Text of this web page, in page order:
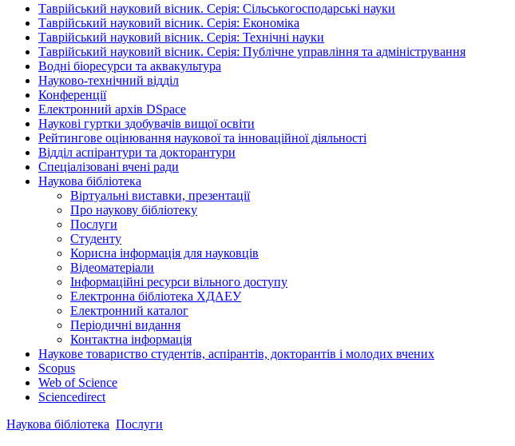
Таврійський науковий вісник. Серія: Сільськогосподарські науки
Таврійський науковий вісник. Серія: Економіка
Таврійський науковий вісник. Серія: Технічні науки
Таврійський науковий вісник. Серія: Публічне управління та адміністрування
Водні біоресурси та аквакультура
Науково-технічний відділ
Конференції
Електронний архів DSpace
Наукові гуртки здобувачів вищої освіти
Рейтингове оцінювання наукової та інноваційної діяльності
Відділ аспірантури та докторантури
Спеціалізовані вчені ради
Наукова бібліотека
Віртуальні виставки, презентації
Про наукову бібліотеку
Послуги
Студенту
Корисна інформація для науковців
Відеоматеріали
Інформаційні ресурси вільного доступу
Електронна бібліотека ХДАЕУ
Електронний каталог
Періодичні видання
Контактна інформація
Наукове товариство студентів, аспірантів, докторантів і молодих вчених
Scopus
Web of Science
Sciencedirect
Наукова бібліотека Послуги